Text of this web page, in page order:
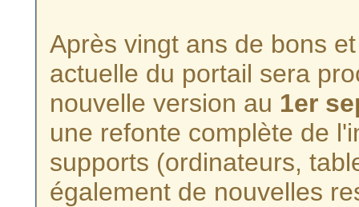
Après vingt ans de bons
actuelle du portail sera
nouvelle version au 1er
une refonte complète de
supports (ordinateurs,
également de nouvelles